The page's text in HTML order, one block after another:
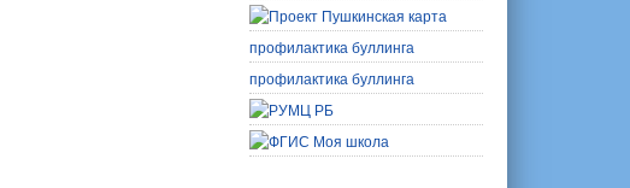
профилактика буллинга
профилактика буллинга